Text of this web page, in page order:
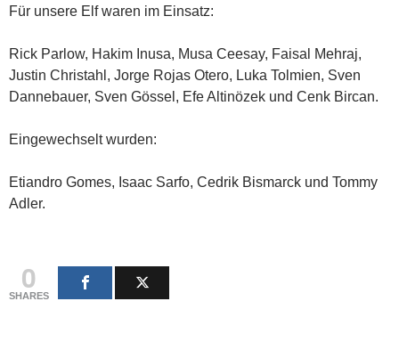
Für unsere Elf waren im Einsatz:
Rick Parlow, Hakim Inusa, Musa Ceesay, Faisal Mehraj,
Justin Christahl, Jorge Rojas Otero, Luka Tolmien, Sven
Dannebauer, Sven Gössel, Efe Altinözek und Cenk Bircan.
Eingewechselt wurden:
Etiandro Gomes, Isaac Sarfo, Cedrik Bismarck und Tommy
Adler.
0
SHARES